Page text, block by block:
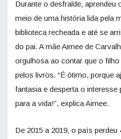
Durante o desfralde, aprendeu
meio de uma história lida pela
biblioteca recheada e até se
do pai. A mãe Aimee de
orgulhosa ao contar que o
pelos livros. “É ótimo, porque
fantasia e desperta o interesse
para a vida!”, explica Aimee.
De 2015 a 2019, o país perdeu